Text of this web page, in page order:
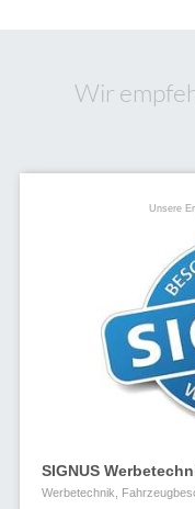
Wir
Unsere
SIGNUS
Werbetechnik,